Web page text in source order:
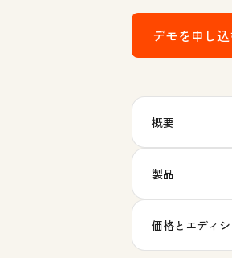
デモを申し
概要
製品
価格とエディ